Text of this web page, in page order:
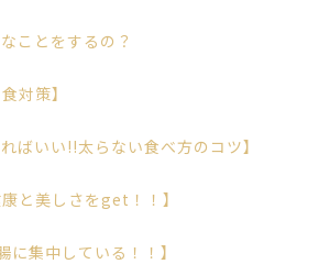
ことをするの？
対策】
ばいい!!太らない食べ方のコツ】
と美しさをget！！】
に集中している！！】